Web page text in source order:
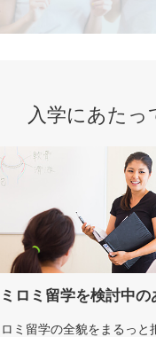
入学にあたっ
ロミ留学を検討中の
ミ留学の全貌をまるっと